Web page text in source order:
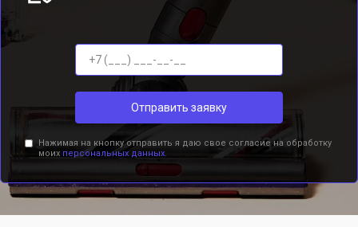
Отправить заявку
Нажимая на кнопку отправить я даю свое согласие на обработку
моих персональных данных.